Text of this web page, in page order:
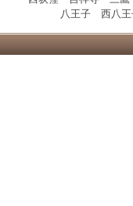
八王子 西八